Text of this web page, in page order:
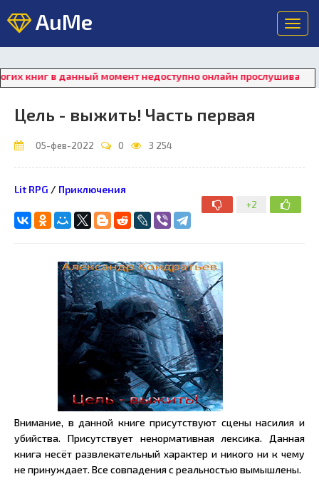
AuMe
данный момент недоступно онлайн прослушивание. Для
Цель - выжить! Часть первая
05-фев-2022 0 3 254
+2
Lit RPG / Приключения
Внимание, в данной книге присутствуют сцены насилия и
убийства. Присутствует ненормативная лексика. Данная
книга несёт развлекательный характер и никого ни к чему
не принуждает. Все совпадения с реальностью вымышлены.